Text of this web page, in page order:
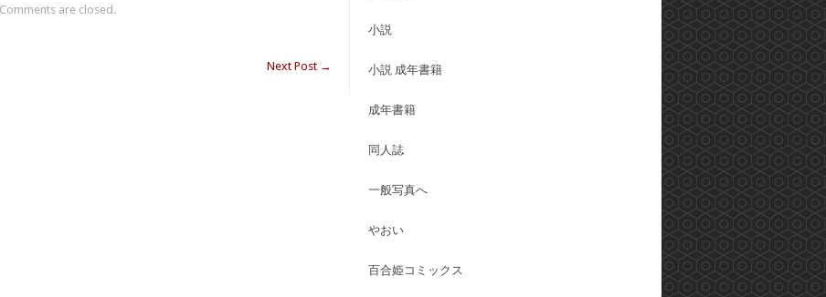
Comments are closed.
Next Post →
小説
小説 成年書籍
成年書籍
同人誌
一般写真へ
やおい
百合姫コミックス